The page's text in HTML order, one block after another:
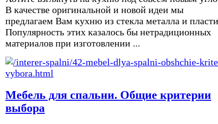
В качестве оригинальной и новой идеи мы
предлагаем Вам кухню из стекла металла и
Популярность этих казалось бы нетрадиционных
материалов при изготовлении ...
Мебель для спальни. Общие критерии
выбора